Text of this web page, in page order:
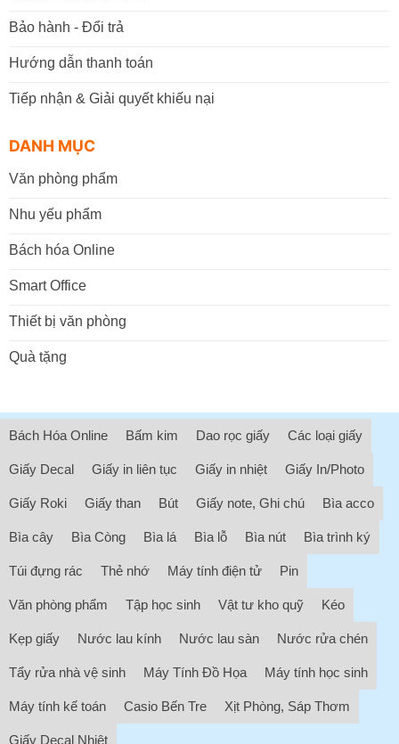
Bảo hành - Đổi trả
Hướng dẫn thanh toán
Tiếp nhận & Giải quyết khiếu nại
DANH MỤC
Văn phòng phẩm
Nhu yếu phẩm
Bách hóa Online
Smart Office
Thiết bị văn phòng
Quà tặng
Bách Hóa Online Bấm kim Dao rọc giấy Các loại giấy
Giấy Decal Giấy in liên tục Giấy in nhiệt Giấy In/Photo
Giấy Roki Giấy than Bút Giấy note, Ghi chú Bìa acco
Bìa cây Bìa Còng Bìa lá Bìa lỗ Bìa nút Bìa trình ký
Túi đựng rác Thẻ nhớ Máy tính điện tử Pin
Văn phòng phẩm Tập học sinh Vật tư kho quỹ Kéo
Kẹp giấy Nước lau kính Nước lau sàn Nước rửa chén
Tẩy rửa nhà vệ sinh Máy Tính Đồ Họa Máy tính học sinh
Máy tính kế toán Casio Bến Tre Xịt Phòng, Sáp Thơm
Giấy Decal Nhiệt